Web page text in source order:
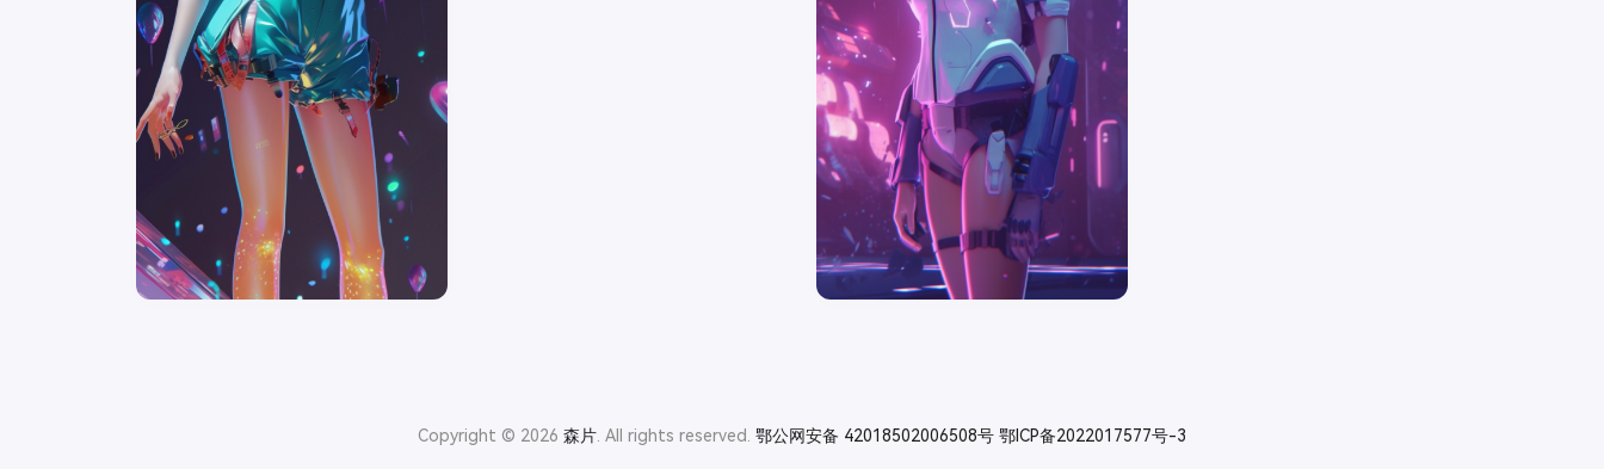
Copyright © 2026 森片 . All rights reserved. 鄂公网安备 42018502006508号 鄂ICP备2022017577号-3